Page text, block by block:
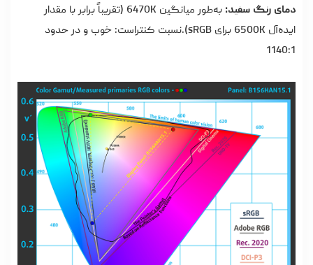
دمای رنگ سفید:
به‌طور میانگین 6470K (تقریباً برابر با مقدار
ایده‌آل 6500K برای sRGB).نسبت کنتراست: خوب و در حدود
1140:1